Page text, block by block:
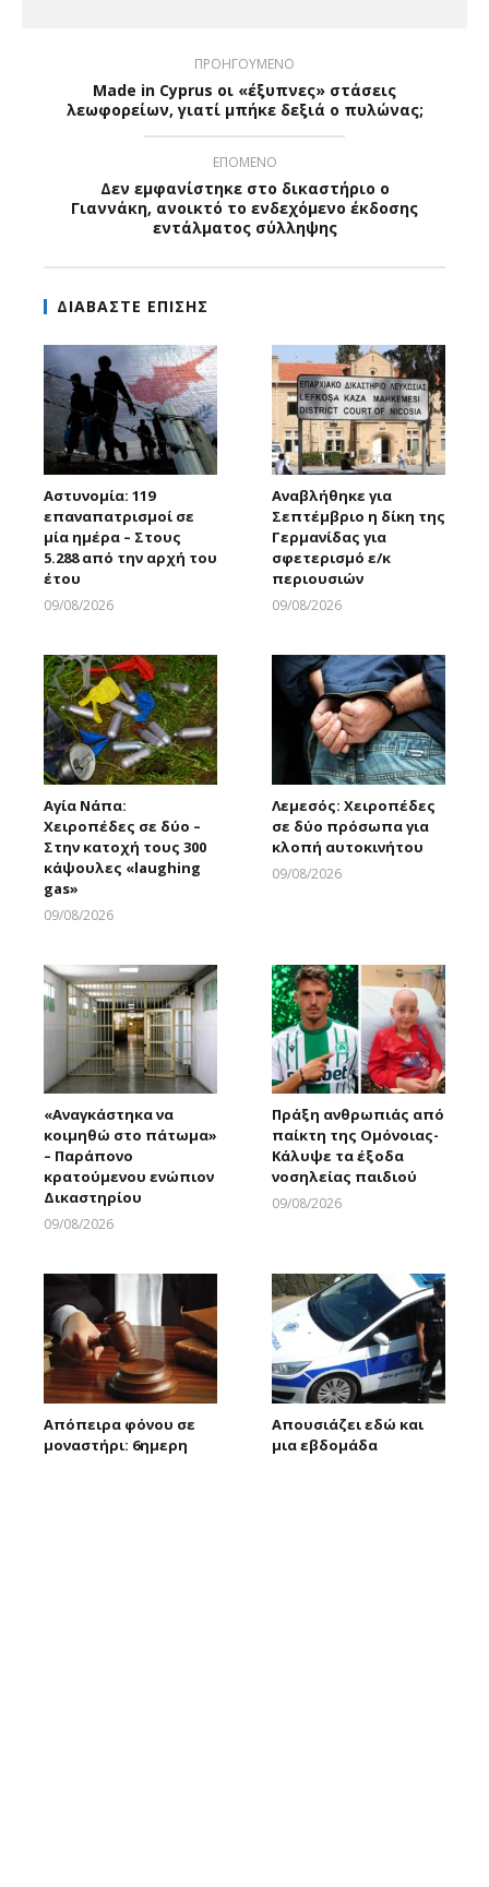
ΠΡΟΗΓΟΥΜΕΝΟ
Made in Cyprus οι «έξυπνες» στάσεις
λεωφορείων, γιατί μπήκε δεξιά ο πυλώνας;
ΕΠΟΜΕΝΟ
Δεν εμφανίστηκε στο δικαστήριο ο
Γιαννάκη, ανοικτό το ενδεχόμενο έκδοσης
εντάλματος σύλληψης
ΔΙΑΒΑΣΤΕ ΕΠΙΣΗΣ
Αστυνομία: 119
επαναπατρισμοί σε
μία ημέρα – Στους
5.288 από την αρχή του
έτου
09/08/2026
Αναβλήθηκε για
Σεπτέμβριο η δίκη της
Γερμανίδας για
σφετερισμό ε/κ
περιουσιών
09/08/2026
Αγία Νάπα:
Χειροπέδες σε δύο –
Στην κατοχή τους 300
κάψουλες «laughing
gas»
09/08/2026
Λεμεσός: Χειροπέδες
σε δύο πρόσωπα για
κλοπή αυτοκινήτου
09/08/2026
«Αναγκάστηκα να
κοιμηθώ στο πάτωμα»
– Παράπονο
κρατούμενου ενώπιον
Δικαστηρίου
09/08/2026
Πράξη ανθρωπιάς από
παίκτη της Ομόνοιας-
Κάλυψε τα έξοδα
νοσηλείας παιδιού
09/08/2026
Απόπειρα φόνου σε
μοναστήρι: 6ημερη
Απουσιάζει εδώ και
μια εβδομάδα